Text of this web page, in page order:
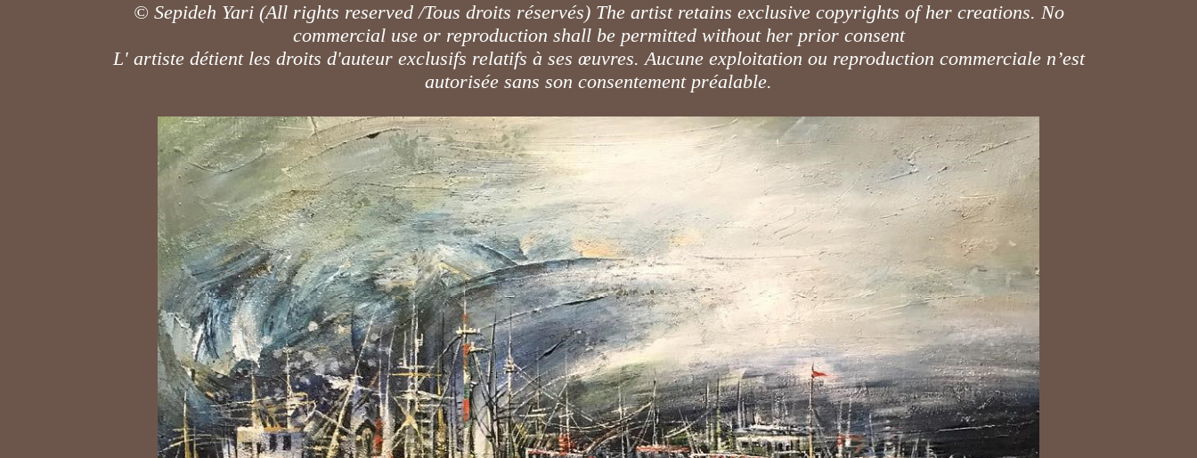
© Sepideh Yari (All rights reserved /Tous droits réservés) The artist retains exclusive copyrights of her creations. No
commercial use or reproduction shall be permitted without her prior consent
L' artiste détient les droits d'auteur exclusifs relatifs à ses œuvres. Aucune exploitation ou reproduction commerciale n’est
autorisée sans son consentement préalable.